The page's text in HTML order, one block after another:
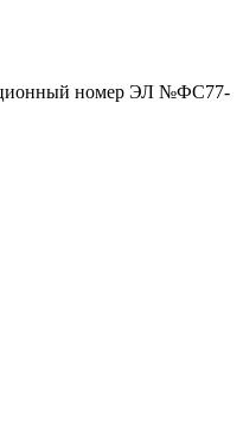
номер ЭЛ №ФС77-